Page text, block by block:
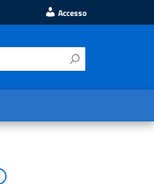
Accesso